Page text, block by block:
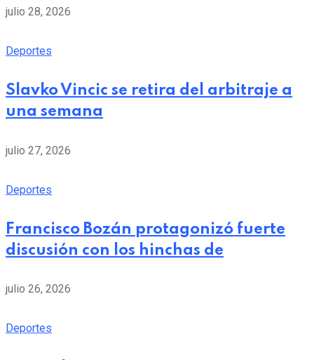
julio 28, 2026
Deportes
Slavko Vincic se retira del arbitraje a
una semana
julio 27, 2026
Deportes
Francisco Bozán protagonizó fuerte
discusión con los hinchas de
julio 26, 2026
Deportes